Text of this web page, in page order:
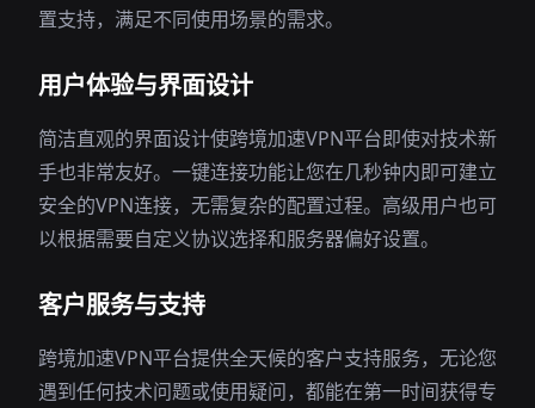
置支持，满足不同使用场景的需求。
用户体验与界面设计
简洁直观的界面设计使跨境加速VPN平台即使对技术新
手也非常友好。一键连接功能让您在几秒钟内即可建立
安全的VPN连接，无需复杂的配置过程。高级用户也可
以根据需要自定义协议选择和服务器偏好设置。
客户服务与支持
跨境加速VPN平台提供全天候的客户支持服务，无论您
遇到任何技术问题或使用疑问，都能在第一时间获得专